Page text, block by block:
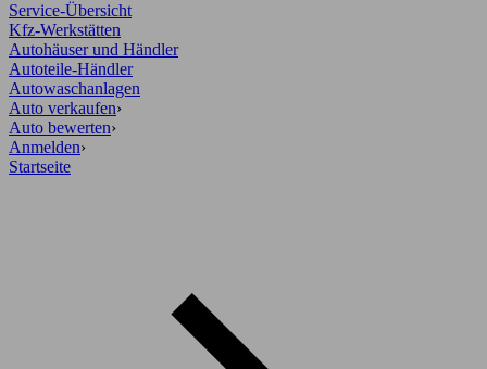
Service-Übersicht
Kfz-Werkstätten
Autohäuser und Händler
Autoteile-Händler
Autowaschanlagen
Auto verkaufen›
Auto bewerten›
Anmelden›
Startseite